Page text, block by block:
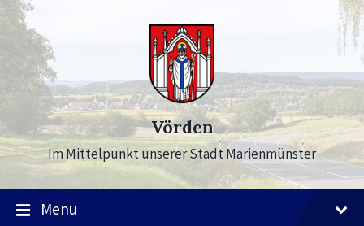
Skip
to
content
Skip
to
main
navigation
Skip
to
footer
Vörden
Im Mittelpunkt unserer Stadt Marienmünster
Menu